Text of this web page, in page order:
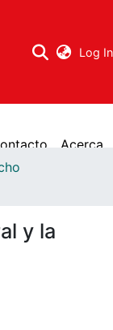
Log In
Acerca
y la